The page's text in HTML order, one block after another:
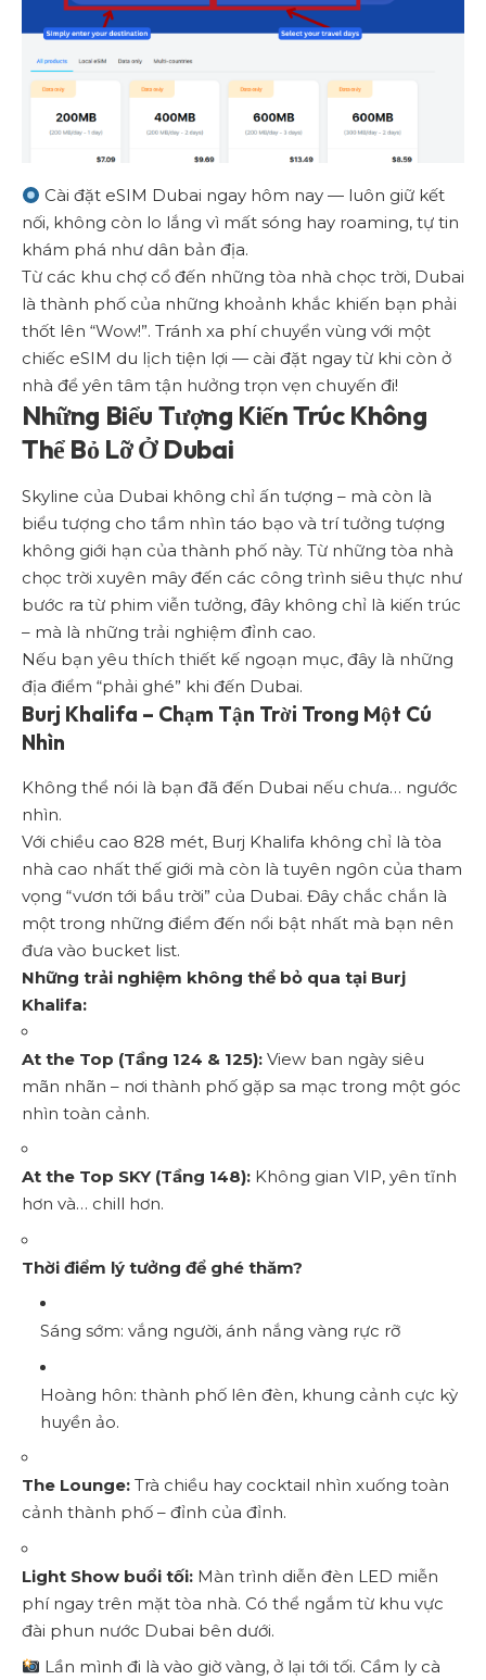
Cài đặt eSIM Dubai ngay hôm nay — luôn giữ kết
nối, không còn lo lắng vì mất sóng hay roaming, tự tin
khám phá như dân bản địa.
Từ các khu chợ cổ đến những tòa nhà chọc trời, Dubai
là thành phố của những khoảnh khắc khiến bạn phải
thốt lên “Wow!”. Tránh xa phí chuyển vùng với một
chiếc eSIM du lịch tiện lợi — cài đặt ngay từ khi còn ở
nhà để yên tâm tận hưởng trọn vẹn chuyến đi!
Những Biểu Tượng Kiến Trúc Không
Thể Bỏ Lỡ Ở Dubai
Skyline của Dubai không chỉ ấn tượng – mà còn là
biểu tượng cho tầm nhìn táo bạo và trí tưởng tượng
không giới hạn của thành phố này. Từ những tòa nhà
chọc trời xuyên mây đến các công trình siêu thực như
bước ra từ phim viễn tưởng, đây không chỉ là kiến trúc
– mà là những trải nghiệm đỉnh cao.
Nếu bạn yêu thích thiết kế ngoạn mục, đây là những
địa điểm “phải ghé” khi đến Dubai.
Burj Khalifa – Chạm Tận Trời Trong Một Cú
Nhìn
Không thể nói là bạn đã đến Dubai nếu chưa… ngước
nhìn.
Với chiều cao 828 mét, Burj Khalifa không chỉ là tòa
nhà cao nhất thế giới mà còn là tuyên ngôn của tham
vọng “vươn tới bầu trời” của Dubai. Đây chắc chắn là
một trong những điểm đến nổi bật nhất mà bạn nên
đưa vào bucket list.
Những trải nghiệm không thể bỏ qua tại Burj
Khalifa:
At the Top (Tầng 124 & 125): View ban ngày siêu
mãn nhãn – nơi thành phố gặp sa mạc trong một góc
nhìn toàn cảnh.
At the Top SKY (Tầng 148): Không gian VIP, yên tĩnh
hơn và… chill hơn.
Thời điểm lý tưởng để ghé thăm?
Sáng sớm: vắng người, ánh nắng vàng rực rỡ
Hoàng hôn: thành phố lên đèn, khung cảnh cực kỳ
huyền ảo.
The Lounge: Trà chiều hay cocktail nhìn xuống toàn
cảnh thành phố – đỉnh của đỉnh.
Light Show buổi tối: Màn trình diễn đèn LED miễn
phí ngay trên mặt tòa nhà. Có thể ngắm từ khu vực
đài phun nước Dubai bên dưới.
Lần mình đi là vào giờ vàng, ở lại tới tối. Cầm ly cà